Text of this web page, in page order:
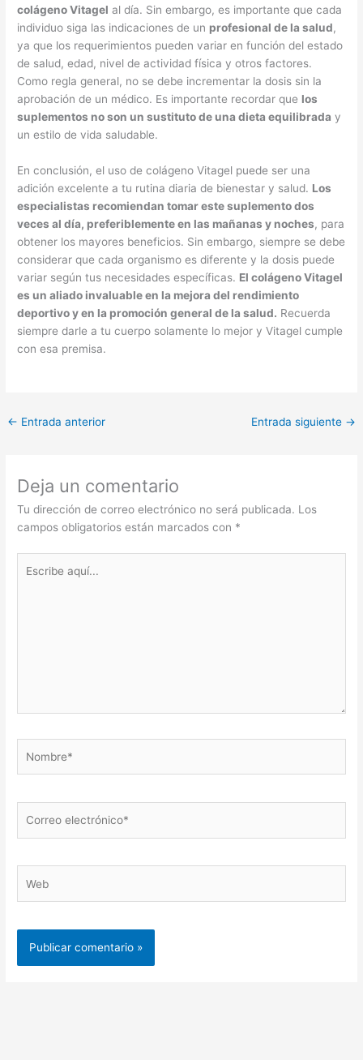
colágeno Vitagel al día. Sin embargo, es importante que cada
individuo siga las indicaciones de un profesional de la salud,
ya que los requerimientos pueden variar en función del estado
de salud, edad, nivel de actividad física y otros factores.
Como regla general, no se debe incrementar la dosis sin la
aprobación de un médico. Es importante recordar que los
suplementos no son un sustituto de una dieta equilibrada y
un estilo de vida saludable.
En conclusión, el uso de colágeno Vitagel puede ser una
adición excelente a tu rutina diaria de bienestar y salud. Los
especialistas recomiendan tomar este suplemento dos
veces al día, preferiblemente en las mañanas y noches, para
obtener los mayores beneficios. Sin embargo, siempre se debe
considerar que cada organismo es diferente y la dosis puede
variar según tus necesidades específicas. El colágeno Vitagel
es un aliado invaluable en la mejora del rendimiento
deportivo y en la promoción general de la salud. Recuerda
siempre darle a tu cuerpo solamente lo mejor y Vitagel cumple
con esa premisa.
← Entrada anterior Entrada siguiente →
Deja un comentario
Tu dirección de correo electrónico no será publicada. Los
campos obligatorios están marcados con *
aquí...
electrónico*